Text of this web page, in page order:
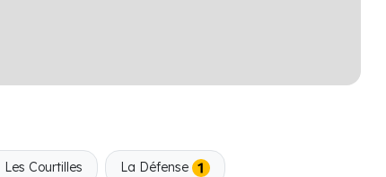
Courtilles La Défense